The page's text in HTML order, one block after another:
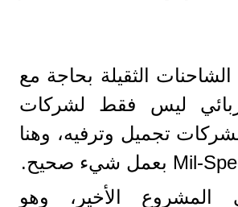
الثقيلة بحاجة مع
ليس فقط لشركات
تجميل وترفيه، وهنا
الأخير، وهو